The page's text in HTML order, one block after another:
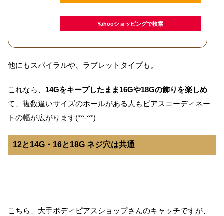
Yahooショッピングで検索
他にもスパイラルや、ラブレットタイプも。
これなら、 14Gをキープしたまま16Gや18Gの飾りを楽しめ
て、複数違いサイズのホールがある人もピアスコーディネー
トの幅が広がります(*^-^*)
12と14G・16と18G ネジ穴は共通
こちら、大手ボディピアスショップさんのキャッチですが、